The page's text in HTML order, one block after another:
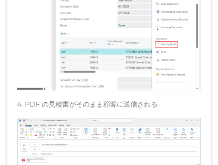
4. PDF の見積書がそのまま顧客に送信される